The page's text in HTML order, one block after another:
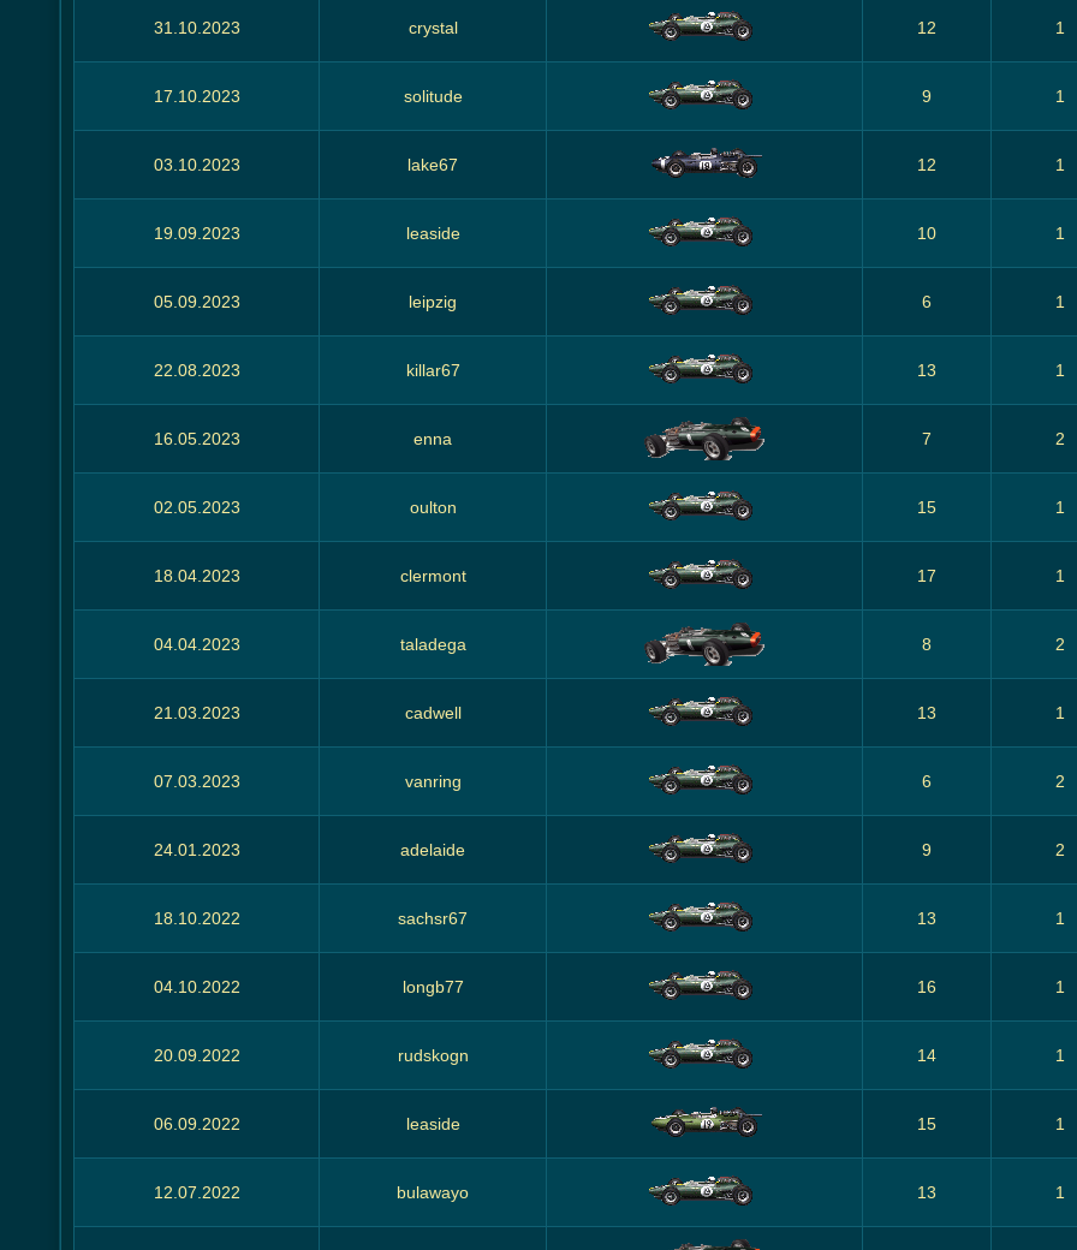
31.10.2023 crystal 12 1
17.10.2023 solitude 9 1
03.10.2023 lake67 12 1
19.09.2023 leaside 10 1
05.09.2023 leipzig 6 1
22.08.2023 killar67 13 1
16.05.2023 enna 7 2
02.05.2023 oulton 15 1
18.04.2023 clermont 17 1
04.04.2023 taladega 8 2
21.03.2023 cadwell 13 1
07.03.2023 vanring 6 2
24.01.2023 adelaide 9 2
18.10.2022 sachsr67 13 1
04.10.2022 longb77 16 1
20.09.2022 rudskogn 14 1
06.09.2022 leaside 15 1
12.07.2022 bulawayo 13 1